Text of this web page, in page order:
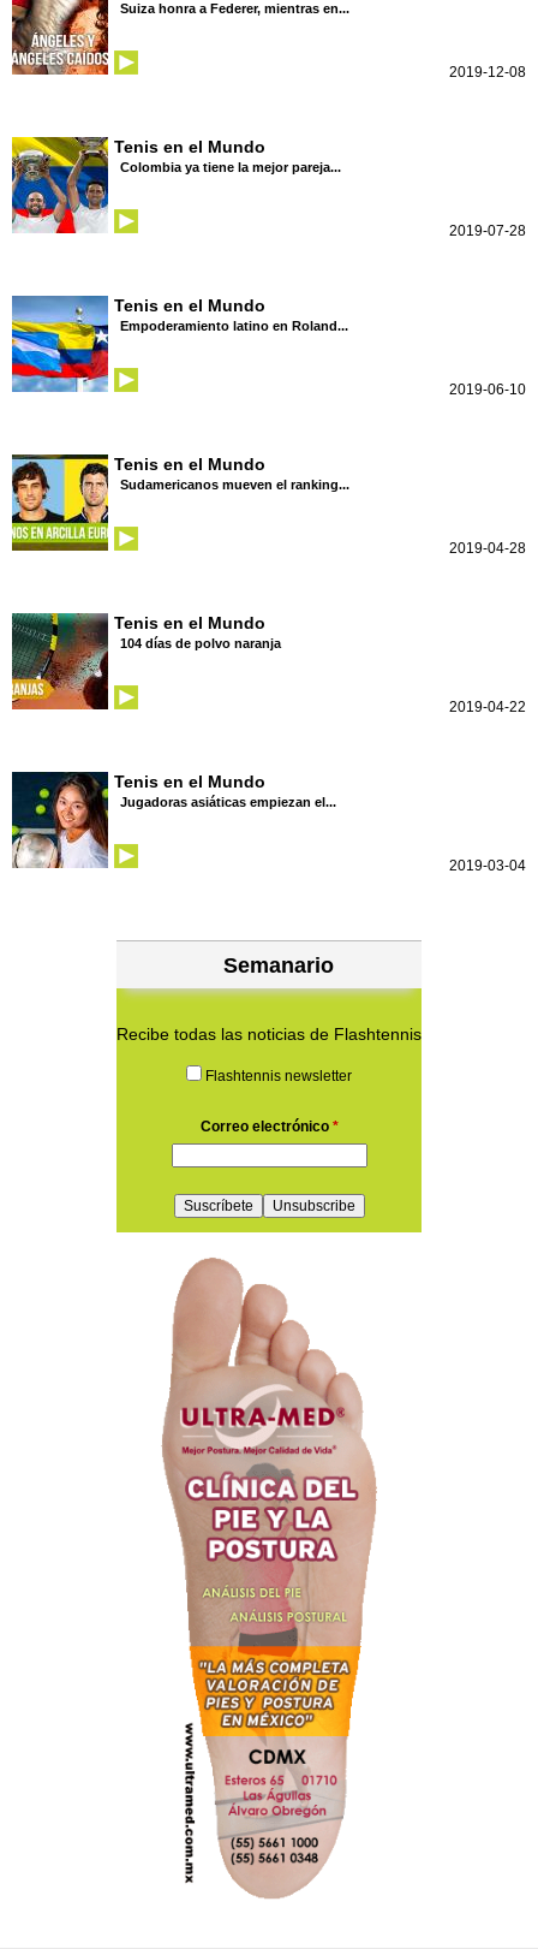
Suiza honra a Federer, mientras en...
2019-12-08
Tenis en el Mundo
Colombia ya tiene la mejor pareja...
2019-07-28
Tenis en el Mundo
Empoderamiento latino en Roland...
2019-06-10
Tenis en el Mundo
Sudamericanos mueven el ranking...
2019-04-28
Tenis en el Mundo
104 días de polvo naranja
2019-04-22
Tenis en el Mundo
Jugadoras asiáticas empiezan el...
2019-03-04
Semanario
Recibe todas las noticias de Flashtennis
Flashtennis newsletter
Correo electrónico *